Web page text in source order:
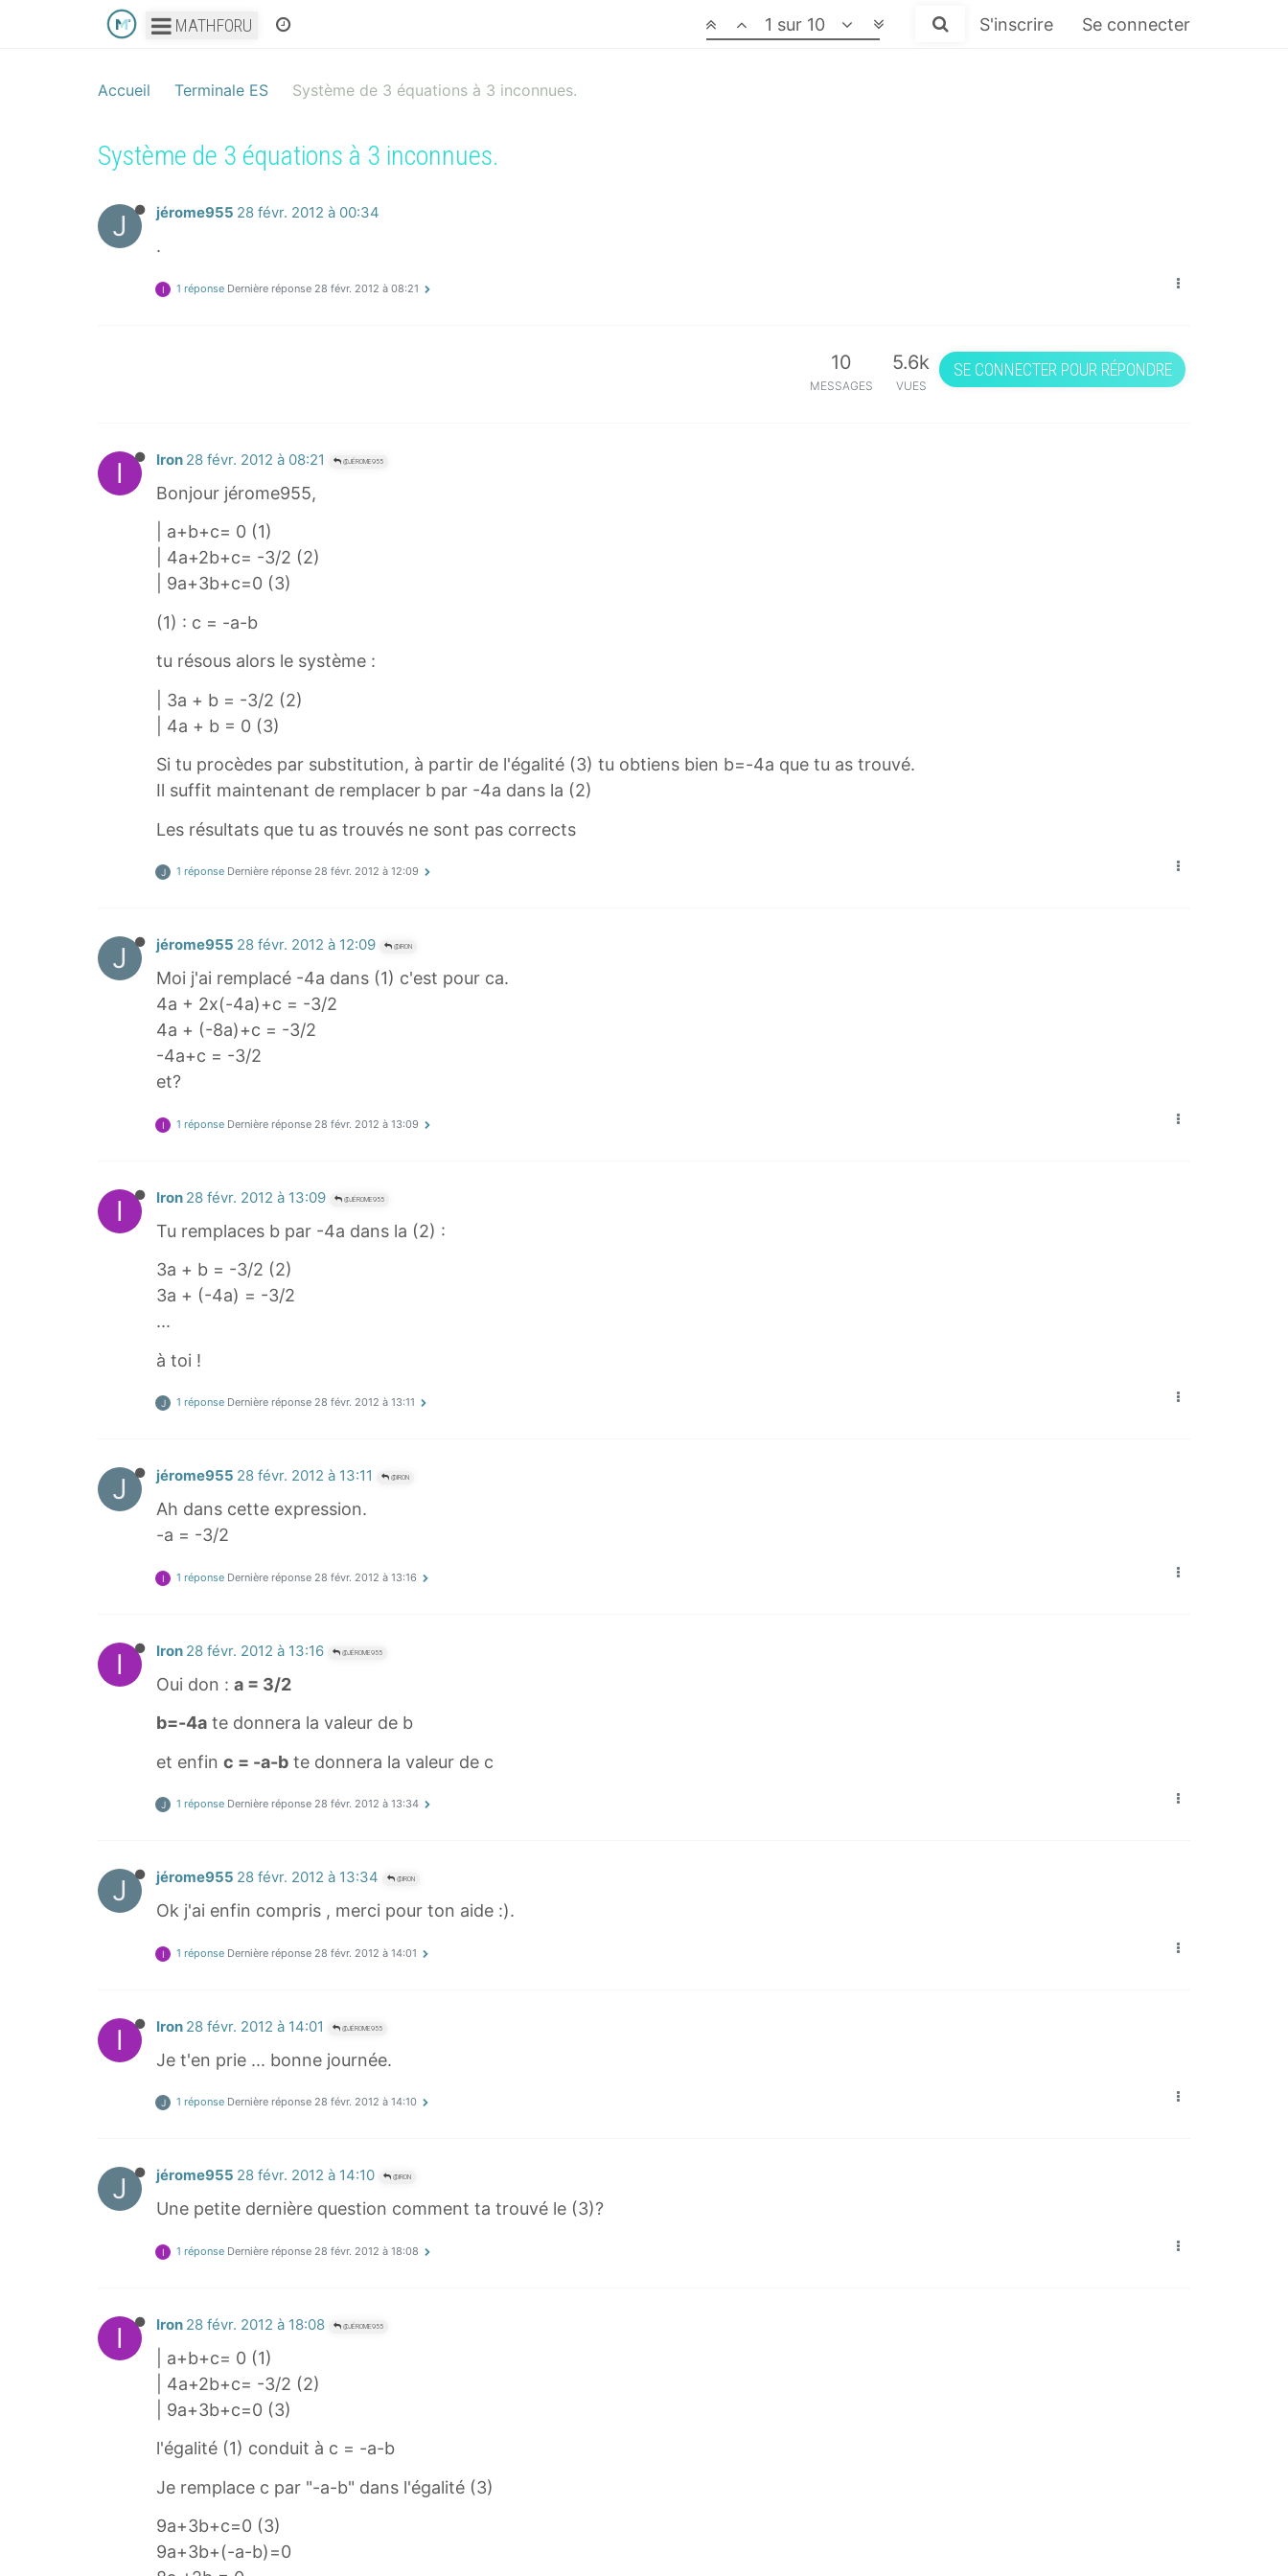
MATHFORU S'inscrire Se connecter
1 sur 10
Accueil Terminale ES Système de 3 équations à 3 inconnues.
Système de 3 équations à 3 inconnues.
J jérome955 28 févr. 2012 à 00:34
.
I 1 réponse Dernière réponse 28 févr. 2012 à 08:21
10
MESSAGES
5.6k
VUES
SE CONNECTER POUR RÉPONDRE
I Iron 28 févr. 2012 à 08:21 @JÉROME955
Bonjour jérome955,
| a+b+c= 0 (1)
| 4a+2b+c= -3/2 (2)
| 9a+3b+c=0 (3)
(1) : c = -a-b
tu résous alors le système :
| 3a + b = -3/2 (2)
| 4a + b = 0 (3)
Si tu procèdes par substitution, à partir de l'égalité (3) tu obtiens bien b=-4a que tu as trouvé.
Il suffit maintenant de remplacer b par -4a dans la (2)
Les résultats que tu as trouvés ne sont pas corrects
J 1 réponse Dernière réponse 28 févr. 2012 à 12:09
J jérome955 28 févr. 2012 à 12:09 @IRON
Moi j'ai remplacé -4a dans (1) c'est pour ca.
4a + 2x(-4a)+c = -3/2
4a + (-8a)+c = -3/2
-4a+c = -3/2
et?
I 1 réponse Dernière réponse 28 févr. 2012 à 13:09
I Iron 28 févr. 2012 à 13:09 @JÉROME955
Tu remplaces b par -4a dans la (2) :
3a + b = -3/2 (2)
3a + (-4a) = -3/2
...
à toi !
J 1 réponse Dernière réponse 28 févr. 2012 à 13:11
J jérome955 28 févr. 2012 à 13:11 @IRON
Ah dans cette expression.
-a = -3/2
I 1 réponse Dernière réponse 28 févr. 2012 à 13:16
I Iron 28 févr. 2012 à 13:16 @JÉROME955
Oui don : a = 3/2
b=-4a te donnera la valeur de b
et enfin c = -a-b te donnera la valeur de c
J 1 réponse Dernière réponse 28 févr. 2012 à 13:34
J jérome955 28 févr. 2012 à 13:34 @IRON
Ok j'ai enfin compris , merci pour ton aide :).
I 1 réponse Dernière réponse 28 févr. 2012 à 14:01
I Iron 28 févr. 2012 à 14:01 @JÉROME955
Je t'en prie ... bonne journée.
J 1 réponse Dernière réponse 28 févr. 2012 à 14:10
J jérome955 28 févr. 2012 à 14:10 @IRON
Une petite dernière question comment ta trouvé le (3)?
I 1 réponse Dernière réponse 28 févr. 2012 à 18:08
I Iron 28 févr. 2012 à 18:08 @JÉROME955
| a+b+c= 0 (1)
| 4a+2b+c= -3/2 (2)
| 9a+3b+c=0 (3)
l'égalité (1) conduit à c = -a-b
Je remplace c par "-a-b" dans l'égalité (3)
9a+3b+c=0 (3)
9a+3b+(-a-b)=0